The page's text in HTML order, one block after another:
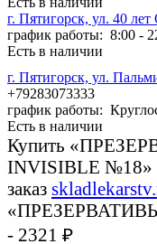
г. Пятигорск, ул. 40 лет
график работы: 8:00 -
Есть в наличии
г. Пятигорск, ул.
+79283073333
график работы:
Есть в наличии
Купить
INVISIBLE №18»
заказ
- 2321 ₽